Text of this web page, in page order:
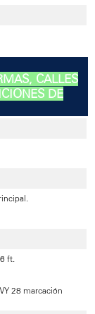
CALLES
DE
ft.
28 marcación